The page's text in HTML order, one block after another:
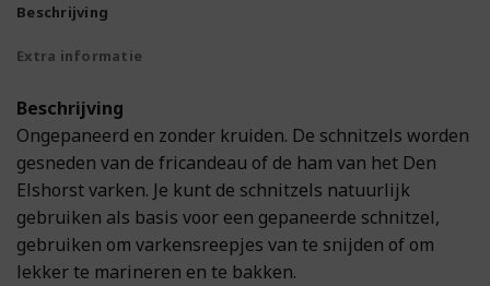
Beschrijving
Extra informatie
Beschrijving
Ongepaneerd en zonder kruiden. De schnitzels worden
gesneden van de fricandeau of de ham van het Den
Elshorst varken. Je kunt de schnitzels natuurlijk
gebruiken als basis voor een gepaneerde schnitzel,
gebruiken om varkensreepjes van te snijden of om
lekker te marineren en te bakken.